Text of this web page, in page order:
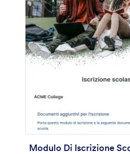
le risposte con oltre 100
cui Google Drive, Dropbox e
modulo di valutazione del
feedback necessario per
offrire agli studenti la
Modulo Di Iscrizione